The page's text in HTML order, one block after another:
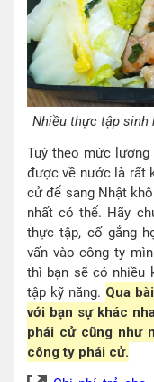
Nhiều thực tập sinh
Tuỳ theo mức
được về nước là rất
cử để sang Nhật
nhất có thể. Hãy
thực tập, cố gắng
vấn vào công ty
thì bạn sẽ có nhiều
tập kỹ năng. Qua
với bạn sự khác
phái cử cũng như
công ty phái cử.